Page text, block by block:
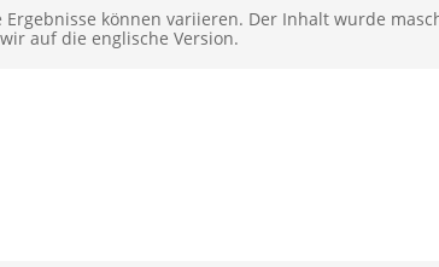
4 m, I: 4 m
können variieren. Der Inhalt wurde
auf die englische Version.